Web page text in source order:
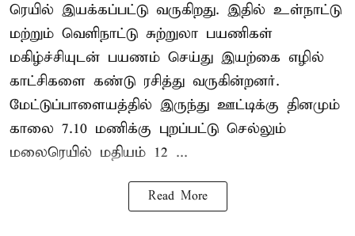
ரெயில் இயக்கப்பட்டு வருகிறது. இதில் உள்நாட்டு
மற்றும் வெளிநாட்டு சுற்றுலா பயணிகள்
மகிழ்ச்சியுடன் பயணம் செய்து இயற்கை எழில்
காட்சிகளை கண்டு ரசித்து வருகின்றனர்.
மேட்டுப்பாளையத்தில் இருந்து ஊட்டிக்கு தினமும்
காலை 7.10 மணிக்கு புறப்பட்டு செல்லும்
மலைரெயில் மதியம் 12 ...
Read More